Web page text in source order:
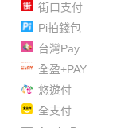
街口支付
Pi拍錢包
台灣Pay
全盈+PAY
悠遊付
全支付